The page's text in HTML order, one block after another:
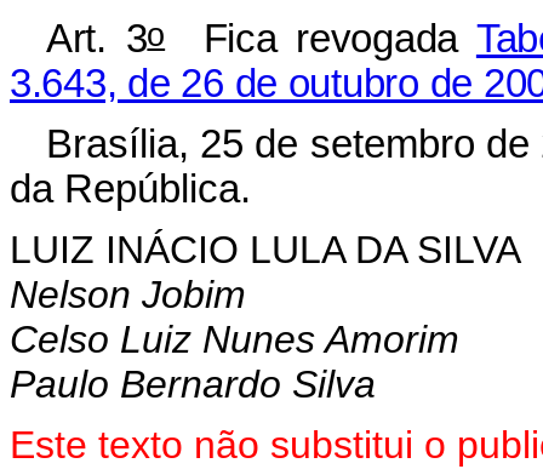
Art. 3oFica revogada
3.643, de 26 de outubro de
Brasília, 25 de setembro de
da República.
LUIZ INÁCIO LULA DA SILVA
Nelson Jobim
Celso Luiz Nunes Amorim
Paulo Bernardo Silva
Este texto não substitui o